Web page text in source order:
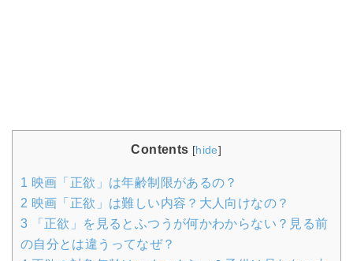
Contents [hide]
1 映画「正欲」は年齢制限があるの？
2 映画「正欲」は難しい内容？大人向けなの？
3 「正欲」を見るとふつうが何かわからない？見る前
の自分とは違うってなぜ？